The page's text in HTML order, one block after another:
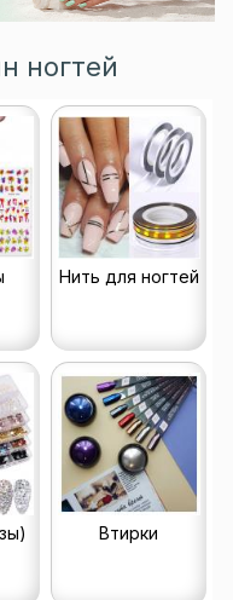
ногтей
Нить для ногтей
Втирки